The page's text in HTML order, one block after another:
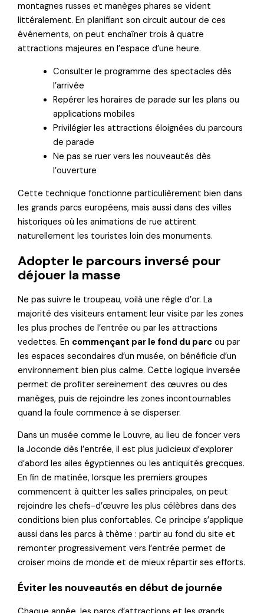
montagnes russes et manèges phares se vident
littéralement. En planifiant son circuit autour de ces
événements, on peut enchaîner trois à quatre
attractions majeures en l’espace d’une heure.
Consulter le programme des spectacles dès
l’arrivée
Repérer les horaires de parade sur les plans ou
applications mobiles
Privilégier les attractions éloignées du parcours
de parade
Ne pas se ruer vers les nouveautés dès
l’ouverture
Cette technique fonctionne particulièrement bien dans
les grands parcs européens, mais aussi dans des villes
historiques où les animations de rue attirent
naturellement les touristes loin des monuments.
Adopter le parcours inversé pour
déjouer la masse
Ne pas suivre le troupeau, voilà une règle d’or. La
majorité des visiteurs entament leur visite par les zones
les plus proches de l’entrée ou par les attractions
vedettes. En commençant par le fond du parc ou par
les espaces secondaires d’un musée, on bénéficie d’un
environnement bien plus calme. Cette logique inversée
permet de profiter sereinement des œuvres ou des
manèges, puis de rejoindre les zones incontournables
quand la foule commence à se disperser.
Dans un musée comme le Louvre, au lieu de foncer vers
la Joconde dès l’entrée, il est plus judicieux d’explorer
d’abord les ailes égyptiennes ou les antiquités grecques.
En fin de matinée, lorsque les premiers groupes
commencent à quitter les salles principales, on peut
rejoindre les chefs-d’œuvre les plus célèbres dans des
conditions bien plus confortables. Ce principe s’applique
aussi dans les parcs à thème : partir au fond du site et
remonter progressivement vers l’entrée permet de
croiser moins de monde et de mieux répartir ses efforts.
Éviter les nouveautés en début de journée